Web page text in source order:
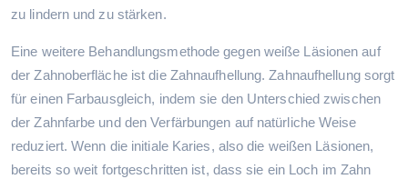
zu lindern und zu stärken.
Eine weitere Behandlungsmethode gegen weiße Läsionen auf
der Zahnoberfläche ist die Zahnaufhellung. Zahnaufhellung sorgt
für einen Farbausgleich, indem sie den Unterschied zwischen
der Zahnfarbe und den Verfärbungen auf natürliche Weise
reduziert. Wenn die initiale Karies, also die weißen Läsionen,
bereits so weit fortgeschritten ist, dass sie ein Loch im Zahn